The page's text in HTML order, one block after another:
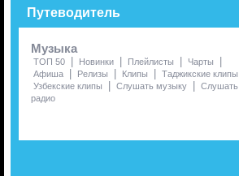
Путеводитель
Музыка
ТОП 50 | Новинки | Плейлисты | Чарты |
Афиша | Релизы | Клипы | Таджикские клипы
Узбекские клипы | Слушать музыку | Слушать
радио